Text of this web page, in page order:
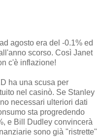
agosto era del -0.1% ed
scorso. Così Janet
c'è inflazione!
ha una scusa per
nel casinò. Se Stanley
necessari ulteriori dati
sta progredendo
e Bill Dudley convincerà
sono già "ristrette"